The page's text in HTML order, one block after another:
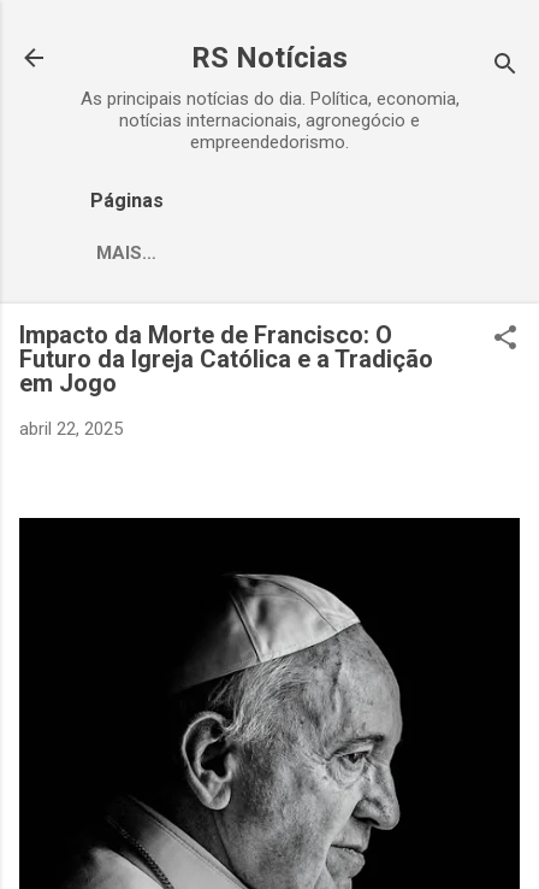
RS Notícias
As principais notícias do dia. Política, economia,
notícias internacionais, agronegócio e
empreendedorismo.
Páginas
MAIS…
Impacto da Morte de Francisco: O
Futuro da Igreja Católica e a Tradição
em Jogo
abril 22, 2025